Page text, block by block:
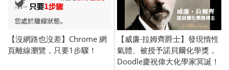
【沒網路也沒差】Chrome 網
頁離線瀏覽，只要1步驟！
【威廉·拉姆齊爵士】發現惰性
氣體、被授予諾貝爾化學獎，
Doodle慶祝偉大化學家冥誕！